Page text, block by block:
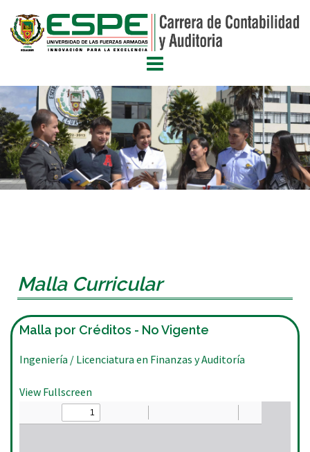
Malla Curricular
Malla por Créditos - No Vigente
Ingeniería / Licenciatura en Finanzas y Auditoría
View Fullscreen